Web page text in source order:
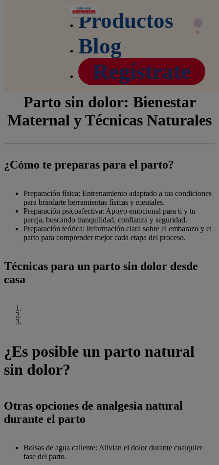
Productos
Blog
Regístrate
Parto sin temor: consejos para mamás | Mennen
Parto sin dolor: Bienestar
Maternal y Técnicas Naturales
¿Cómo te preparas para el parto?
Preparación física: Entrenamiento adaptado a tus condiciones
para brindarte herramientas físicas y mentales.
Preparación psicoafectiva: Apoyo emocional para ti y tu
pareja, buscando tranquilidad, confianza y seguridad.
Preparación teórica: Información clara sobre el embarazo y el
parto para comprender mejor cada etapa del proceso.
Técnicas para un parto sin dolor desde
casa
¿Es posible un parto natural
sin dolor?
Otras opciones de analgesia natural
durante el parto
Bolsas de agua caliente: Alivian el dolor durante cualquier
fase del parto.